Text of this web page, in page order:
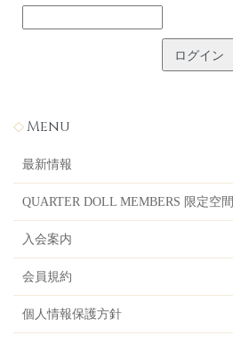
Menu
最新情報
QUARTER DOLL MEMBERS 限定空間
入会案内
会員規約
個人情報保護方針